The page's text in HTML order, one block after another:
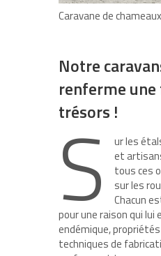
Caravane de chameaux
Notre
renferme
trésors !
S
ur les
et
tous ces
sur les
Chacun
pour une raison qui
endémique,
techniques de